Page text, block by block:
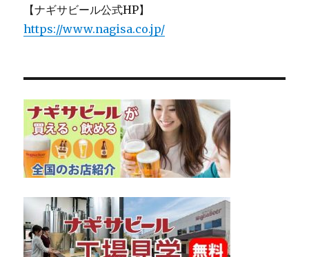
【ナギサビール公式HP】
https://www.nagisa.co.jp/